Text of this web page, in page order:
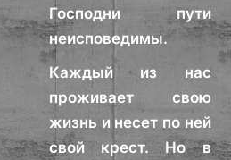
Господни пути
неисповедимы.
Каждый из нас
проживает свою
жизнь и несет по ней
свой крест. Но в